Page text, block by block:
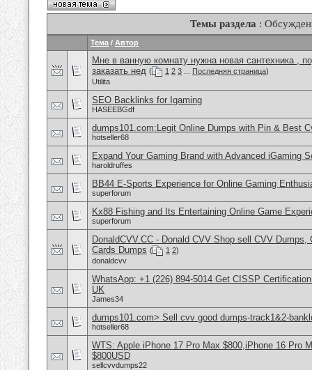
Темы раздела :
Тема / Автор
Мне в ванную комнату нужна новая сантехника ,
заказать нед ( 1 2 3 Последняя страница)
Utilita
SEO Backlinks for Igaming
HASEEBGdf
dumps101.com:Legit Online Dumps with Pin & Best
hotseller68
Expand Your Gaming Brand with Advanced iGaming
haroldruffes
BB44 E-Sports Experience for Online Gaming
superforum
Kx88 Fishing and Its Entertaining Online Game
superforum
DonaldCVV.CC - Donald CVV Shop sell CVV Dumps,
Cards Dumps ( 1 2)
donaldcvv
WhatsApp: +1 (226) 894-5014​ Get CISSP
UK
James34
dumps101.com> Sell cvv good dumps-track1&2-
hotseller68
WTS: Apple iPhone 17 Pro Max $800,iPhone 16 Pro
$800USD
sellcvvdumps22